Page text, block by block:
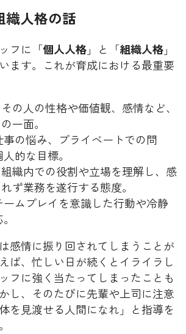
織人格の話
フに「個人人格」と「組織人格」
ます。これが育成における最重要
その人の性格や価値観、感情など、
一面。
事の悩み、プライベートでの問
的な目標。
組織内での役割や立場を理解し、感
ず業務を遂行する態度。
ームプレイを意識した行動や冷静
感情に振り回されてしまうことが
ば、忙しい日が続くとイライラし
フに強く当たってしまったことも
し、そのたびに先輩や上司に注意
を見渡せる人間になれ」と指導を